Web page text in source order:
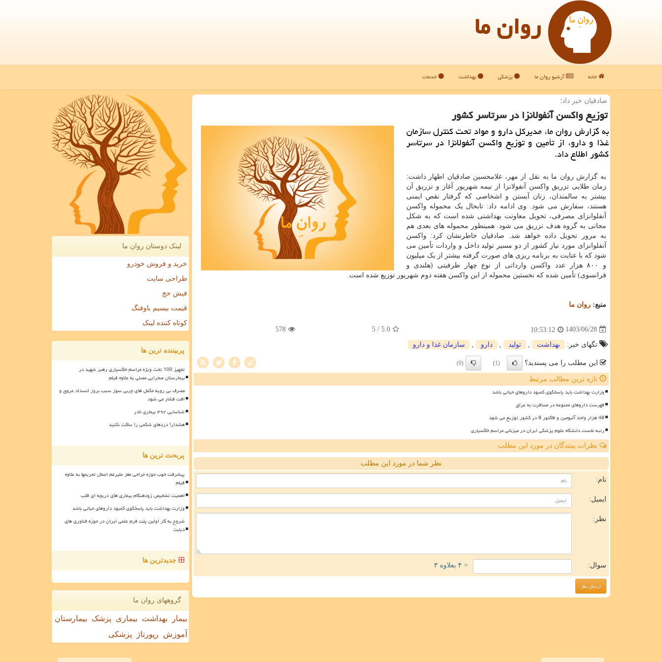
روان ما
خانه آرشیو روان ما پزشکی بهداشت خدمات
صادقیان خبر داد؛
توزیع واکسن آنفولانزا در سرتاسر کشور
به گزارش روان ما، مدیرکل دارو و مواد تحت کنترل سازمان
غذا و دارو، از تأمین و توزیع واکسن آنفولانزا در سرتاسر
کشور اطلاع داد.
به گزارش روان ما به نقل از مهر، غلامحسین صادقیان اظهار داشت:
زمان طلایی تزریق واکسن آنفولانزا از نیمه شهریور آغاز و تزریق آن
بیشتر به سالمندان، زنان آبستن و اشخاصی که گرفتار نقص ایمنی
هستند، سفارش می شود. وی ادامه داد: تابحال یک محموله واکسن
آنفلوانزای مصرفی، تحویل معاونت بهداشتی شده است که به شکل
مجانی به گروه هدف تزریق می شود. همینطور محموله های بعدی هم
به مرور تحویل داده خواهد شد. صادقیان خاطرنشان کرد: واکسن
آنفلوانزای مورد نیاز کشور از دو مسیر تولید داخل و واردات تأمین می
شود که با عنایت به برنامه ریزی های صورت گرفته بیشتر از یک میلیون
و ۸۰۰ هزار عدد واکسن وارداتی از نوع چهار ظرفیتی (هلندی و
فرانسوی) تأمین شده که نخستین محموله از این واکسن هفته دوم شهریور توزیع شده است.
منبع: روان ما
1403/06/28
10:53:12
5.0
/ 5
578
تگهای خبر: بهداشت تولید دارو سازمان غذا و دارو
این مطلب را می پسندید؟ (1)
(0)
تازه ترین مطالب مرتبط
وزارت بهداشت باید پاسخگوی کمبود داروهای حیاتی باشد
فهرست داروهای ممنوعه در مسافرت به عراق
48 هزار واحد آلبومین و فاکتور 9 در کشور توزیع می شود
رتبه نخست دانشگاه علوم پزشکی ایران در میزبانی مراسم خاکسپاری
نظرات بینندگان در مورد این مطلب
نظر شما در مورد این مطلب
نام:
ایمیل:
نظر:
سوال: = ۴ بعلاوه ۳
لینک دوستان روان ما
خرید و فروش خودرو
طراحی سایت
فیش حج
قیمت بیسیم باوفنگ
کوتاه کننده لینک
پربیننده ترین ها
تجهیز 100 تخت ویژه مراسم خاکسپاری رهبر شهید در
بیمارستان صحرایی مصلی به علاوه فیلم
مصرف بی رویه مکمل های چربی سوز سبب بروز انسداد عروق و
افت فشار می شود
شناسایی ۴۹۲ بیماری نادر
هشدار! دردهای شکمی را ساکت نکنید
پربحث ترین ها
پیشرفت خوب حوزه جراحی مغز علیرغم اعمال تحریمها به علاوه
فیلم
اهمیت تشخیص زودهنگام بیماری های دریچه ای قلب
وزارت بهداشت باید پاسخگوی کمبود داروهای حیاتی باشد
شروع به کار اولین پلت فرم علمی ایران در حوزه فناوری های
دیابت
جدیدترین ها
گروههای روان ما
بیمار بهداشت بیماری پزشک
بیمارستان
آموزش
رپورتاژ پزشکی